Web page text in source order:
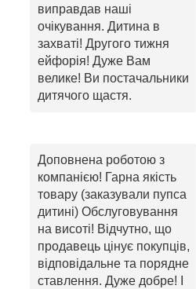
виправдав наші
очікування. Дитина в
захваті! Другого тижня
ейфорія! Дуже Вам
велике! Ви постачальники
дитячого щастя.
Доповнена роботою з
компанією! Гарна якість
товару (заказували пупса
дитині) Обслуговування
на висоті! Відчутно, що
продавець цінує покупців,
відповідальне та порядне
ставлення. Дуже добре! І